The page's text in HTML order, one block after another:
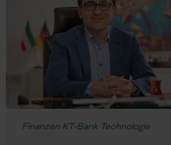
Finanzen KT-Bank Technologie